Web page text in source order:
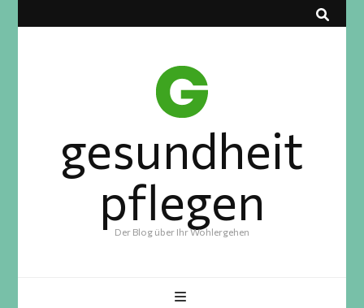
gesundheit
pflegen
Der Blog über Ihr Wohlergehen